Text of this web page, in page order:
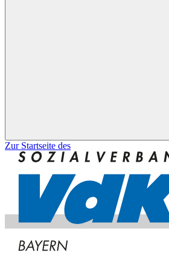
Zur Startseite des